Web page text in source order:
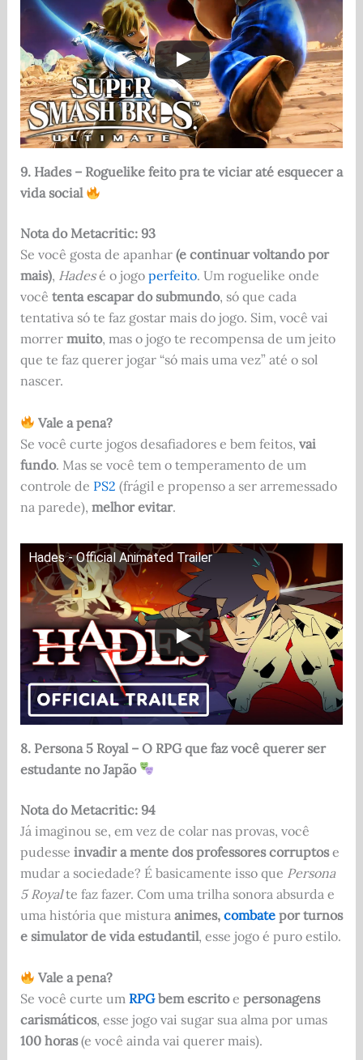
9. Hades – Roguelike feito pra te viciar até esquecer a
vida social
Nota do Metacritic: 93
Se você gosta de apanhar (e continuar voltando por
mais), Hadesé o jogo perfeito. Um roguelike onde
você tenta escapar do submundo, só que cada
tentativa só te faz gostar mais do jogo. Sim, você vai
morrer muito, mas o jogo te recompensa de um jeito
que te faz querer jogar “só mais uma vez” até o sol
nascer.
Vale a pena?
Se você curte jogos desafiadores e bem feitos, vai
fundo. Mas se você tem o temperamento de um
controle de PS2 (frágil e propenso a ser arremessado
na parede), melhor evitar.
Hades - Official Animated Trailer
8. Persona 5 Royal – O RPG que faz você querer ser
estudante no Japão
Nota do Metacritic: 94
Já imaginou se, em vez de colar nas provas, você
pudesse invadir a mente dos professores corruptose
mudar a sociedade? É basicamente isso que Persona
5 Royalte faz fazer. Com uma trilha sonora absurda e
uma história que mistura animes, combatepor turnos
e simulator de vida estudantil, esse jogo é puro estilo.
Vale a pena?
Se você curte um RPGbem escritoe personagens
carismáticos, esse jogo vai sugar sua alma por umas
100 horas(e você ainda vai querer mais).